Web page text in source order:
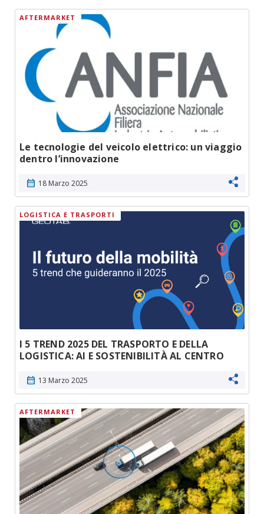
AFTERMARKET
Le tecnologie del veicolo elettrico: un viaggio
dentro l’innovazione
calendar_month 18 Marzo 2025
LOGISTICA E TRASPORTI
I 5 TREND 2025 DEL TRASPORTO E DELLA
LOGISTICA: AI E SOSTENIBILITÀ AL CENTRO
calendar_month 13 Marzo 2025
AFTERMARKET